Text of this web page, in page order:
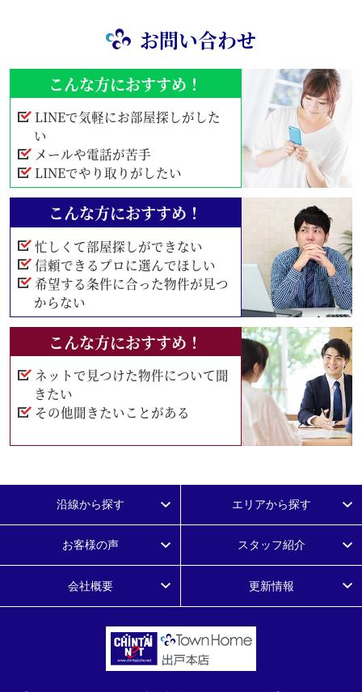
お問い合わせ
こんな方におすすめ！
LINEで気軽にお部屋探しがした
い
メールや電話が苦手
LINEでやり取りがしたい
こんな方におすすめ！
忙しくて部屋探しができない
信頼できるプロに選んでほしい
希望する条件に合った物件が見つ
からない
こんな方におすすめ！
ネットで見つけた物件について聞
きたい
その他聞きたいことがある
沿線から探す エリアから探す
お客様の声 スタッフ紹介
会社概要 更新情報